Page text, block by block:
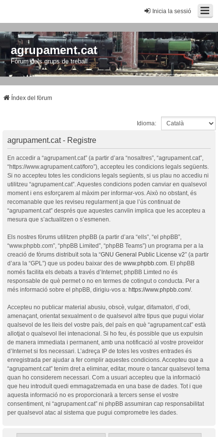
Inicia la sessió
agrupament.cat
Fòrum dels grups de treball
Índex del fòrum
Idioma:
agrupament.cat - Registre
En accedir a “agrupament.cat” (a partir d’ara “nosaltres”, “agrupament.cat”,
“https://www.agrupament.cat/foro”), accepteu les condicions legals següents.
Si no accepteu totes les condicions legals següents, si us plau no accediu ni
utilitzeu “agrupament.cat”. Aquestes condicions poden canviar en qualsevol
moment i ens esforçarem al màxim per informar-vos. Això no obstant, és
recomanable que les reviseu regularment ja que l’ús continuat de
“agrupament.cat” després que aquestes canvïin implica que les accepteu a
mesura que s’actualitzen o s’esmenen.
Els nostres fòrums utilitzen phpBB (a partir d’ara “ells”, “el phpBB”,
“www.phpbb.com”, “phpBB Limited”, “phpBB Teams”) un programa per a la
creació de fòrums distribuït sota la “GNU General Public License v2” (a partir
d’ara la “GPL”) que us podeu baixar des de www.phpbb.com . El phpBB
només facilita els debats a través d’Internet; phpBB Limted no és
responsable de què permet o no en termes de cotingut o conducta. Per a
més informació sobre el phpBB, dirigiu-vos a: https://www.phpbb.com/.
Accepteu no publicar material abusiu, obscè, vulgar, difamatori, d’odi,
amenaçant, orientat sexualment o de qualsevol altre tipus que pugui violar
qualsevol de les lleis del vostre país, del país en què “agrupament.cat” està
allotjat o qualsevol llei intenacional. Si ho feu, és possible que us expulsin
de manera immediata i permanent, amb una notificació al vostre proveïdor
d’Internet si fos necessari. L’adreça IP de totes les vostres entrades és
enregistrada per ajudar a fer complir aquestes condicions. Accepteu que a
“agrupament.cat” tenim dret a eliminar, editar, moure o tancar qualsevol tema
quan ho considerem necessari. Com a usuari accepteu que la informació
que heu introduït quedi emmagatzemada en una base de dades. Tot i que
aquesta informació no es proporcionarà a tercers sense el vostre
consentiment, ni “agrupament.cat” ni phpBB assumiran cap responsabilitat
per qualsevol atac al sistema que pugui comprometre les dades.